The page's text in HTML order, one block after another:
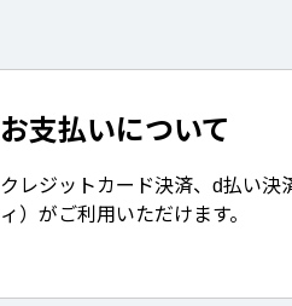
お支払いについて
クレジットカード決済、d払い
ィ）がご利用いただけます。